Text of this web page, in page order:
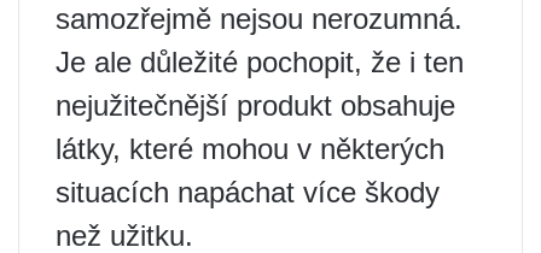
samozřejmě nejsou nerozumná.
Je ale důležité pochopit, že i ten
nejužitečnější produkt obsahuje
látky, které mohou v některých
situacích napáchat více škody
než užitku.